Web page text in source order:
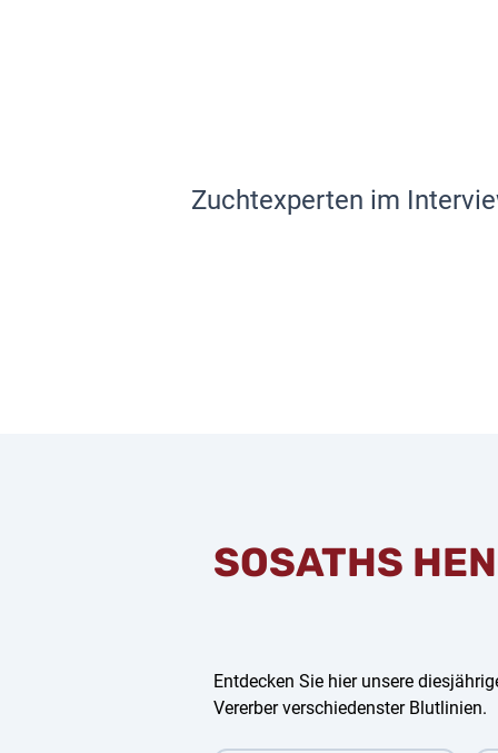
Zuchtexperten im
SOSATHS
Entdecken Sie hier unsere
Vererber verschiedenster Blutlinien.